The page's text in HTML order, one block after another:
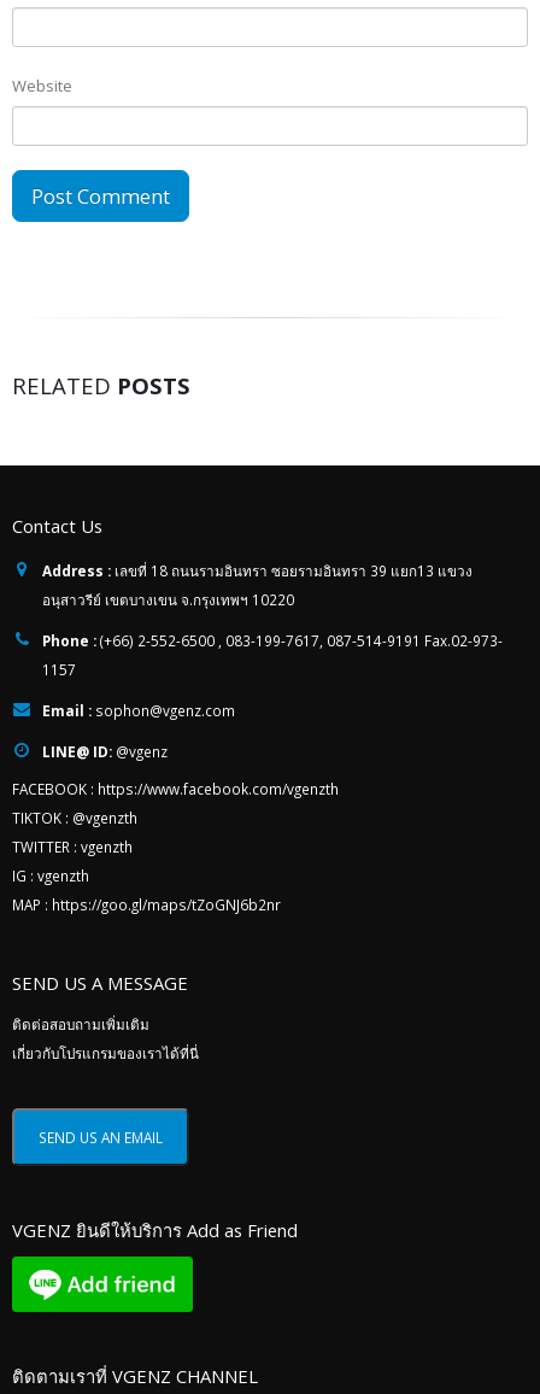
Website
RELATED POSTS
Contact Us
Address : เลขที่ 18 ถนนรามอินทรา ซอยรามอินทรา 39 แยก13 แขวง
อนุสาวรีย์ เขตบางเขน จ.กรุงเทพฯ 10220
Phone :(+66) 2-552-6500 , 083-199-7617, 087-514-9191 Fax.02-973-
1157
Email : sophon@vgenz.com
LINE@ ID: @vgenz
FACEBOOK : https://www.facebook.com/vgenzth
TIKTOK : @vgenzth
TWITTER : vgenzth
IG : vgenzth
MAP : https://goo.gl/maps/tZoGNJ6b2nr
SEND US A MESSAGE
ติดต่อสอบถามเพิ่มเติม
เกี่ยวกับโปรแกรมของเราได้ที่นี่
VGENZ ยินดีให้บริการ Add as Friend
ติดตามเราที่ VGENZ CHANNEL